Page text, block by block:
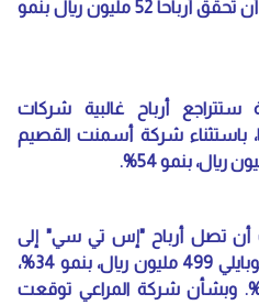
شركة المتقدمة فمن المتوقع أن تحقق أرباحا 52 مليون ريال بنمو
ستتراجع أرباح غالبية شركات
باستثناء شركة أسمنت القصيم
أن تصل أرباح "إس تي سي" إلى
4030 مليون ريال، بنكو 14%، موبايلي 499 مليون ريال، بنمو 34%،
96 مليون ريال، بنمو 13%. وبشأن شركة المراعي توقعت